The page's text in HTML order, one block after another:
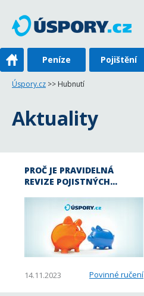
Peníze Pojištění
Úspory.cz >> Hubnutí
Aktuality
PROČ JE PRAVIDELNÁ
REVIZE POJISTNÝCH…
14.11.2023 Povinné ručení